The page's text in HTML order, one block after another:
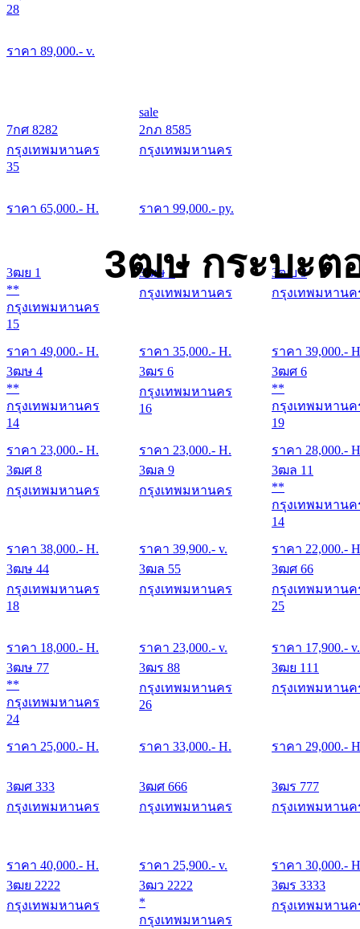
28
ราคา 89,000.- v.
7กศ 8282
กรุงเทพมหานคร
35
ราคา 65,000.- H.
sale
2กภ 8585
กรุงเทพมหานคร
ราคา 99,000.- py.
3ฒษ กระบะต
3ฒย 1
**
กรุงเทพมหานคร
15
ราคา 49,000.- H.
3ฒษ 1
กรุงเทพมหานคร
ราคา 35,000.- H.
3ฒบ 3
กรุงเทพมหานค
ราคา 39,000.-
3ฒษ 4
**
กรุงเทพมหานคร
14
ราคา 23,000.- H.
3ฒร 6
กรุงเทพมหานคร
16
ราคา 23,000.- H.
3ฒศ 6
**
กรุงเทพมหานค
19
ราคา 28,000.-
3ฒศ 8
กรุงเทพมหานคร
ราคา 38,000.- H.
3ฒล 9
กรุงเทพมหานคร
ราคา 39,900.- v.
3ฒล 11
**
กรุงเทพมหานค
14
ราคา 22,000.-
3ฒษ 44
กรุงเทพมหานคร
18
ราคา 18,000.- H.
3ฒล 55
กรุงเทพมหานคร
ราคา 23,000.- v.
3ฒศ 66
กรุงเทพมหานค
25
ราคา 17,900.- v.
3ฒษ 77
**
กรุงเทพมหานคร
24
ราคา 25,000.- H.
3ฒร 88
กรุงเทพมหานคร
26
ราคา 33,000.- H.
3ฒย 111
กรุงเทพมหานค
ราคา 29,000.-
3ฒศ 333
กรุงเทพมหานคร
ราคา 40,000.- H.
3ฒศ 666
กรุงเทพมหานคร
ราคา 25,900.- v.
3ฒร 777
กรุงเทพมหานค
ราคา 30,000.-
3ฒย 2222
กรุงเทพมหานคร
3ฒว 2222
*
กรุงเทพมหานคร
3ฒร 3333
กรุงเทพมหานค